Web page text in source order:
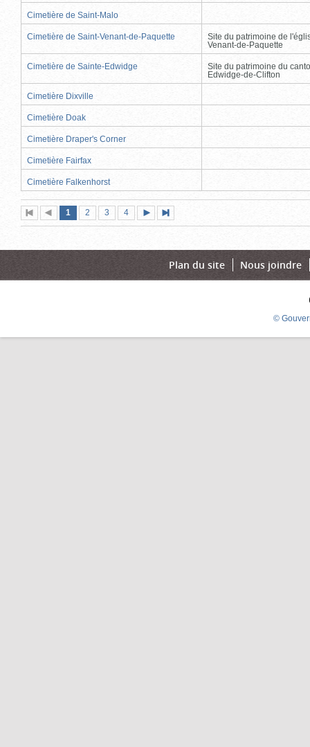
Cimetière de Saint-Malo
Cimetière de Saint-Venant-de-Paquette
Site du patrimoine de
Venant-de-Paquette
Cimetière de Sainte-Edwidge
Site du patrimoine du
Edwidge-de-Clifton
Cimetière Dixville
Cimetière Doak
Cimetière Draper's Corner
Cimetière Fairfax
Cimetière Falkenhorst
Première
page
Page
précédente
Page
1 (page
actuelle)
Page
2 Page
3 Page
4
suivante
page
Plan du site Nous joindre
©